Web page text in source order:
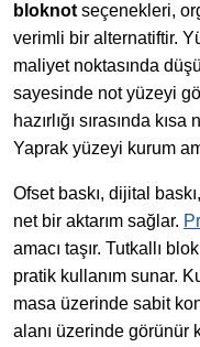
bloknot seçenekleri,
verimli bir alternatiftir.
maliyet noktasında
sayesinde not yüzeyi
hazırlığı sırasında
Yaprak yüzeyi kurum
Ofset baskı, dijital
net bir aktarım sağlar.
amacı taşır. Tutkallı
pratik kullanım sunar.
masa üzerinde sabit
alanı üzerinde görünür